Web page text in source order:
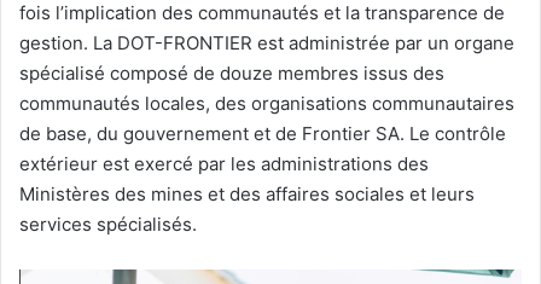
fois l’implication des communautés et la transparence de
gestion. La DOT-FRONTIER est administrée par un organe
spécialisé composé de douze membres issus des
communautés locales, des organisations communautaires
de base, du gouvernement et de Frontier SA. Le contrôle
extérieur est exercé par les administrations des
Ministères des mines et des affaires sociales et leurs
services spécialisés.